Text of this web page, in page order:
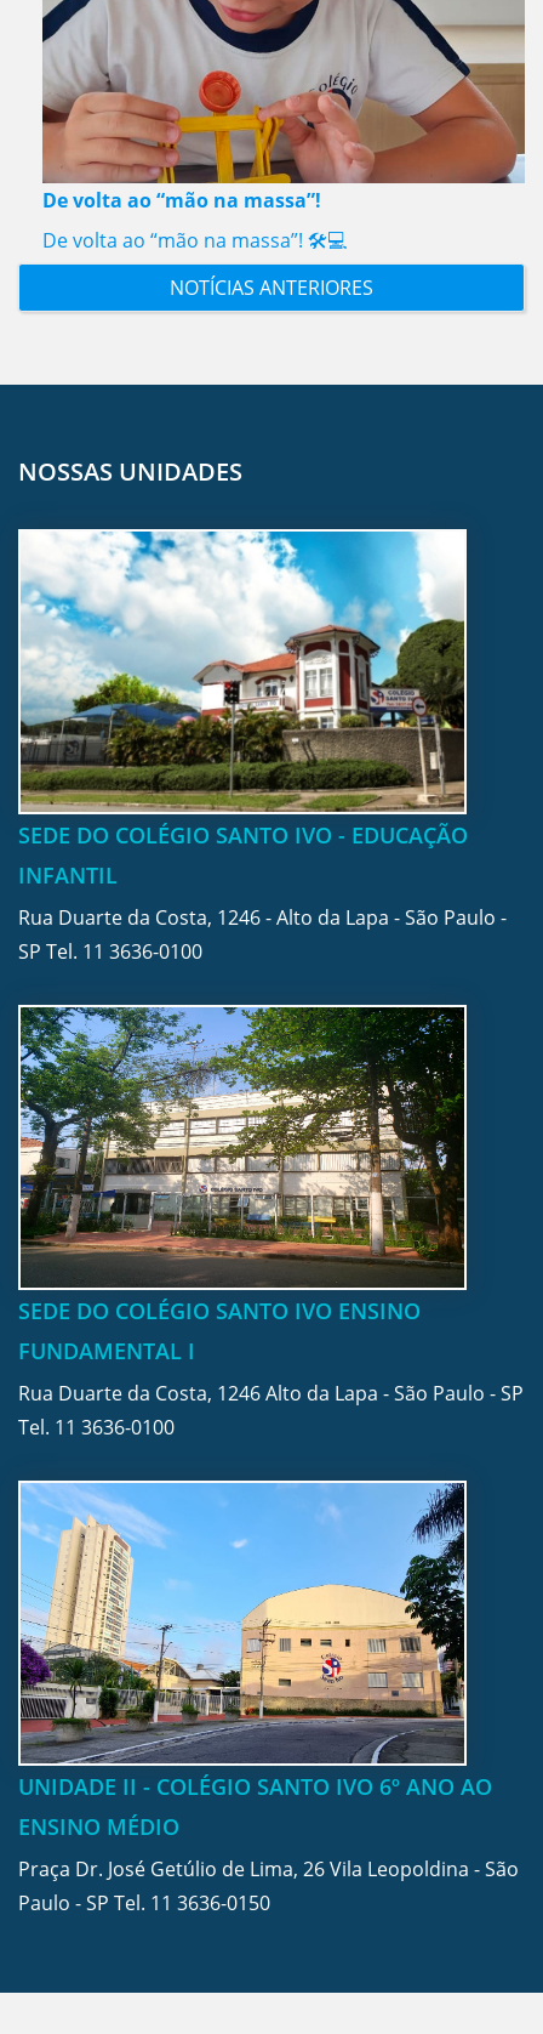
De volta ao “mão na massa”!
De volta ao “mão na massa”! 🛠️💻
NOTÍCIAS ANTERIORES
NOSSAS UNIDADES
SEDE DO COLÉGIO SANTO IVO - EDUCAÇÃO
INFANTIL
Rua Duarte da Costa, 1246 - Alto da Lapa - São Paulo -
SP Tel. 11 3636-0100
SEDE DO COLÉGIO SANTO IVO ENSINO
FUNDAMENTAL I
Rua Duarte da Costa, 1246 Alto da Lapa - São Paulo - SP
Tel. 11 3636-0100
UNIDADE II - COLÉGIO SANTO IVO 6º ANO AO
ENSINO MÉDIO
Praça Dr. José Getúlio de Lima, 26 Vila Leopoldina - São
Paulo - SP Tel. 11 3636-0150